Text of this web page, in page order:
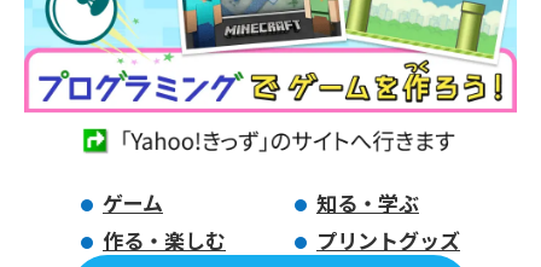
ゲーム
知る・学ぶ
作る・楽しむ
プリントグッズ